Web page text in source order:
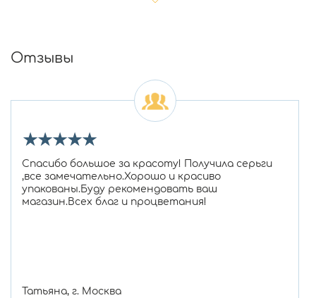
Отзывы
★★★★★
Спасибо большое за красоту! Получила серьги
,все замечательно.Хорошо и красиво
упакованы.Буду рекомендовать ваш
магазин.Всех благ и процветания!
Татьяна, г. Москва